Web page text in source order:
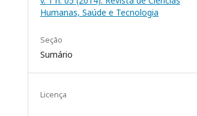
Humanas, Saúde e Tecnologia
Seção
Sumário
Licença